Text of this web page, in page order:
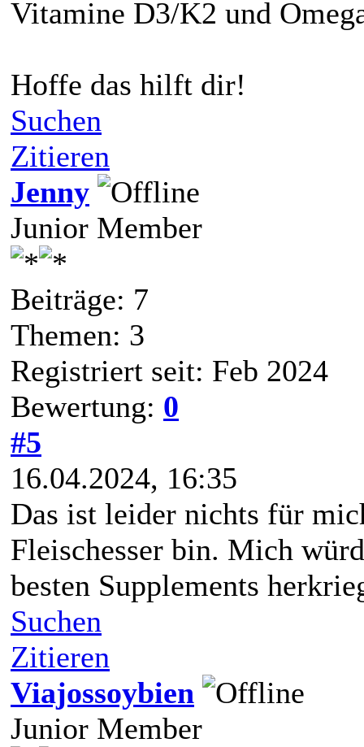
Vitamine D3/K2 und
Hoffe das hilft dir!
Suchen
Zitieren
Jenny
Junior Member
Beiträge: 7
Themen: 3
Registriert seit: Feb 2024
Bewertung: 0
#5
16.04.2024, 16:35
Das ist leider nichts für
Fleischesser bin. Mich
besten Supplements
Suchen
Zitieren
Viajossoybien
Junior Member